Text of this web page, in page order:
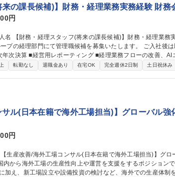
来の課長候補)】財務・経理業務実務経験 財務
円
プの経理部門にて管理職候補を募集いたします。 ご入社後
活用した業務効率化の企画・推進 募集職種 【財務・経理スタッフ(将来の課長候補)】財
転勤なし 退職金あり 在宅OK 完全週休2日制 土日祝休み
サル(日本在籍で海外工場担当)】グローバル強
円
内から海外工場の生産性向上や運営を支援をするポジション
加え、新工場設立や設備投資の検討など、海外での生産体制